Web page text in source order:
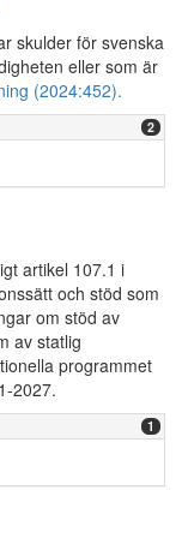
skulder för svenska
eller som är
(2024:452).
2
artikel 107.1 i
och stöd som
om stöd av
av statlig
programmet
2027.
1